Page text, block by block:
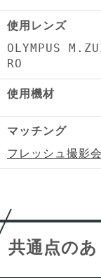
使用レンズ
OLYMPUS
RO
使用機材
マッチング
フレッシュ撮影会
共通点の